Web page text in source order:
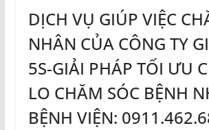
DỊCH VỤ GIÚP VIỆC
NHÂN CỦA CÔNG TY
5S-GIẢI PHÁP TỐI ƯU
LO CHĂM SÓC BỆNH
BỆNH VIỆN: